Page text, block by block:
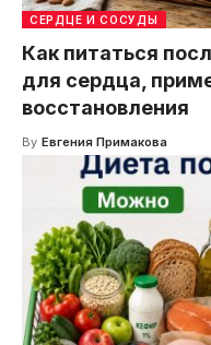
СЕРДЦЕ И СОСУДЫ
Как питаться
для сердца,
восстановления
By Евгения Примакова